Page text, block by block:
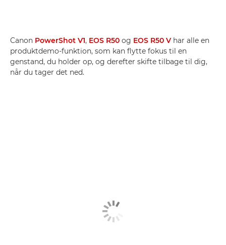
Canon PowerShot V1, EOS R50 og EOS R50 V har alle en
produktdemo-funktion, som kan flytte fokus til en
genstand, du holder op, og derefter skifte tilbage til dig,
når du tager det ned.